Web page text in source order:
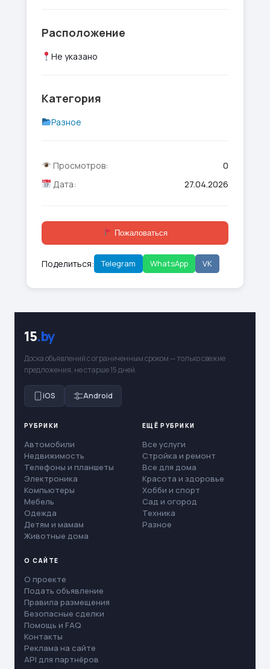
Расположение
Не указано
Категория
Разное
Просмотров:
0
Дата:
27.04.2026
Пожаловаться
Поделиться: Telegram WhatsApp VK
15.by
Доска объявлений с ограниченным сроком — только свежие
предложения, не старше 15 дней.
iOS Android
РУБРИКИ
Автомобили
Недвижимость
Телефоны и планшеты
Электроника
Компьютеры
Мебель
Одежда
Детям и мамам
Животные дома
ЕЩЁ РУБРИКИ
Все услуги
Стройка и ремонт
Все для дома
Красота и здоровье
Хобби и спорт
Сад и огород
Техника
Разное
О САЙТЕ
О проекте
Подать объявление
Правила размещения
Безопасные сделки
Помощь и FAQ
Контакты
Реклама на сайте
API для партнёров